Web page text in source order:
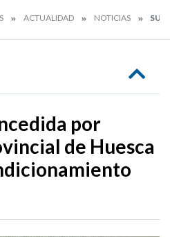
ACTUALIDAD NOTICIAS
por
de Huesca